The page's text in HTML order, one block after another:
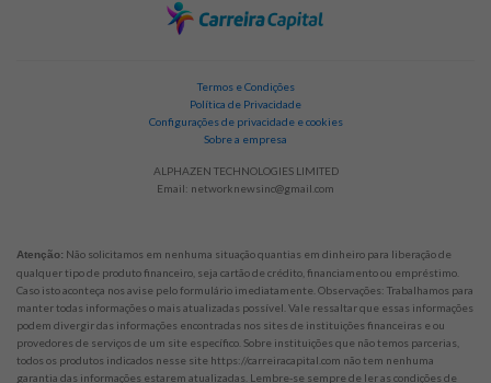
Termos e Condições
Política de Privacidade
Configurações de privacidade e cookies
Sobre a empresa
ALPHAZEN TECHNOLOGIES LIMITED
Email: networknewsinc@gmail.com
Atenção: Não solicitamos em nenhuma situação quantias em dinheiro para liberação de
qualquer tipo de produto financeiro, seja cartão de crédito, financiamento ou empréstimo.
Caso isto aconteça nos avise pelo formulário imediatamente. Observações: Trabalhamos para
manter todas informações o mais atualizadas possível. Vale ressaltar que essas informações
podem divergir das informações encontradas nos sites de instituições financeiras e ou
provedores de serviços de um site específico. Sobre instituições que não temos parcerias,
todos os produtos indicados nesse site https://carreiracapital.com não tem nenhuma
garantia das informações estarem atualizadas. Lembre-se sempre de ler as condições de